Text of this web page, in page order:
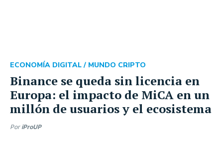
Binance se queda sin licencia en
Europa: el impacto de MiCA en un
millón de usuarios y el ecosistema
ECONOMÍA DIGITAL / MUNDO CRIPTO
Por iProUP